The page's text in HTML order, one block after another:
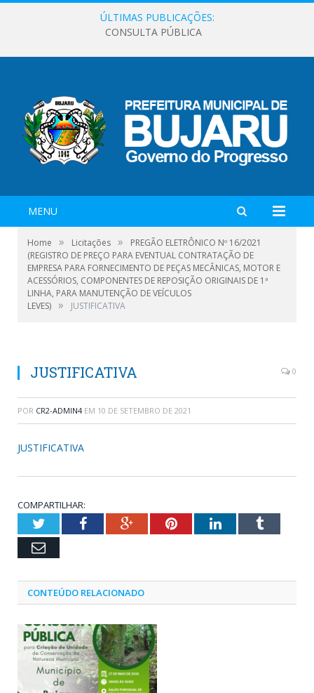
ÚLTIMAS PUBLICAÇÕES:
CONSULTA PÚBLICA
MENU
Home » Licitações »
PREGÃO ELETRÔNICO Nº 16/2021
(REGISTRO DE PREÇO PARA EVENTUAL CONTRATAÇÃO DE
EMPRESA PARA FORNECIMENTO DE PEÇAS MECÂNICAS, MOTOR E
ACESSÓRIOS, COMPONENTES DE REPOSIÇÃO ORIGINAIS DE 1ª
LINHA, PARA MANUTENÇÃO DE VEÍCULOS
LEVES) » JUSTIFICATIVA
JUSTIFICATIVA 0
POR CR2-ADMIN4 EM 10 DE SETEMBRO DE 2021
JUSTIFICATIVA
COMPARTILHAR:
TwitterFacebookGoogle+PinterestLinkedInTumblr
Email
CONTEÚDO RELACIONADO